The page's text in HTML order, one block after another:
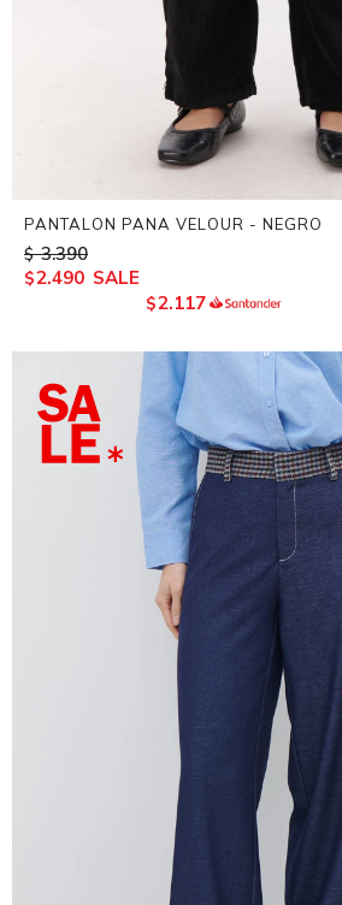
PANTALON PANA VELOUR - NEGRO
$ 3.390
$2.490
$2.117